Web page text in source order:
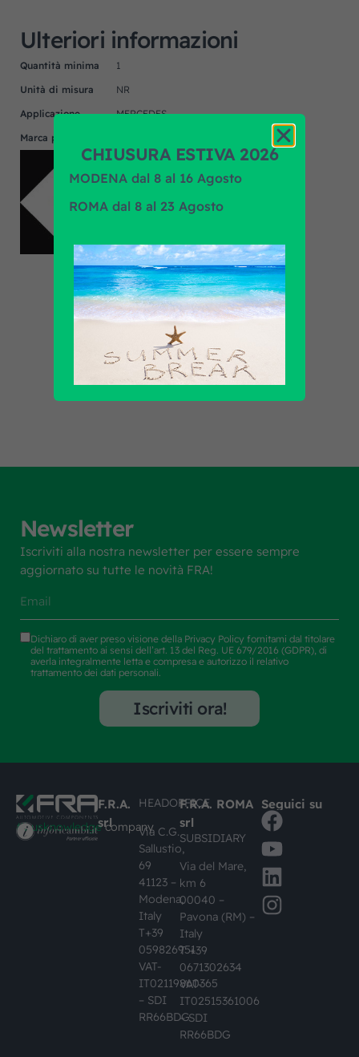
Ulteriori informazioni
Quantità minima
1
Unità di misura
NR
Applicazione
MERCEDES
Marca prodotto
Scopri tutti i prodotti
Newsletter
Iscriviti alla nostra newsletter per essere sempre
aggiornato su tutte le novità FRA!
Dichiaro di aver preso visione della Privacy Policy fornitami dal titolare
del trattamento ai sensi dell’art. 13 del Reg. UE 679/2016 (GDPR), di
averla integralmente letta e compresa e autorizzo il relativo
trattamento dei dati personali.
Iscriviti ora!
#busknowledgecompany
F.R.A.
srl
HEADOFFICE
Via C.G.
Sallustio,
69
41123 –
Modena,
Italy
T+39
059826951
VAT-
IT02119860365
– SDI
RR66BDG
F.R.A. ROMA
srl
SUBSIDIARY
Via del Mare,
km 6
00040 –
Pavona (RM) –
Italy
T +39
0671302634
VAT-
IT02515361006
– SDI
RR66BDG
Seguici su
CHIUSURA ESTIVA 2026
MODENA dal 8 al 16 Agosto
ROMA dal 8 al 23 Agosto